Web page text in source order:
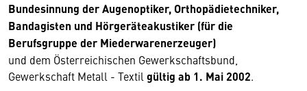
Bundesinnung der Augenoptiker, Orthopädietechniker,
Bandagisten und Hörgeräteakustiker (für die
Berufsgruppe der Miederwarenerzeuger)
und dem Österreichischen Gewerkschaftsbund,
Gewerkschaft Metall - Textil gültig ab 1. Mai 2002.